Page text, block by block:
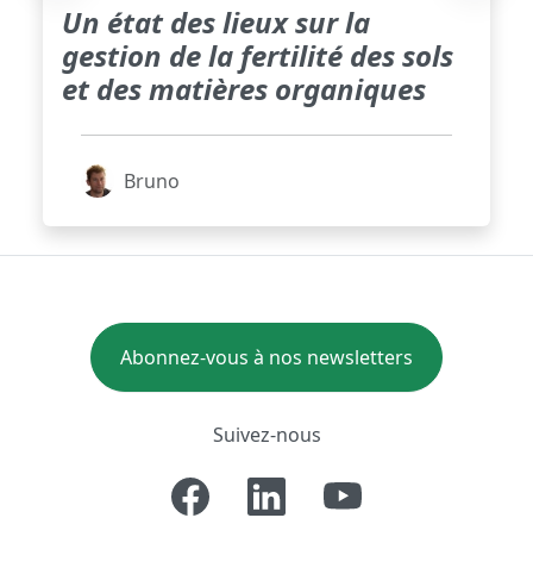
Un état des lieux sur la
gestion de la fertilité des sols
et des matières organiques
Bruno
Abonnez-vous à nos newsletters
Suivez-nous